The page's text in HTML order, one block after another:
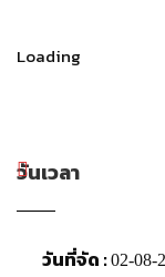
Loading
วันเวลา
วันที่จัด :02-08-